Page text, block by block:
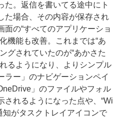
た。返信を書いてる途中にト
た場合、その内容が保存され
面の“すべてのアプリケーショ
機能も改善。これまでは“あ
グされていたのが“あかさた
るようになり、よりシンプル
ラー」のナビゲーションペイ
」のファイルやフォル
されるようになった点や、“Wi
知がタスクトレイアイコンで